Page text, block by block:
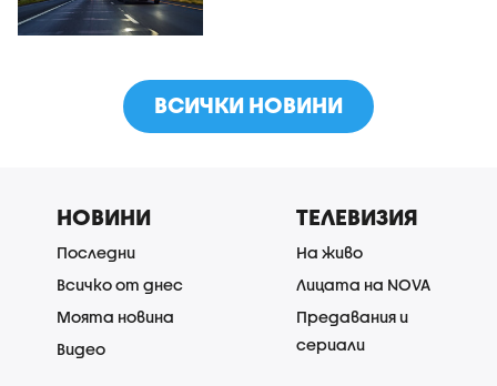
ВСИЧКИ НОВИНИ
НОВИНИ
Последни
Всичко от днес
Моята новина
Видео
ТЕЛЕВИЗИЯ
На живо
Лицата на NOVA
Предавания и
сериали